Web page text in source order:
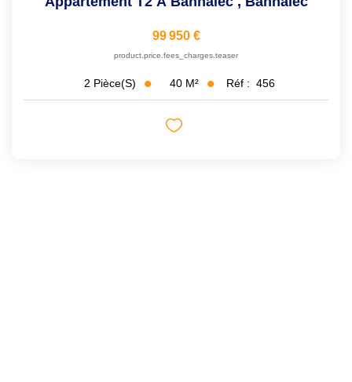
99 950 €
product.price.fees_charges.teaser
2 Pièce(s) 40 M² Réf : 456